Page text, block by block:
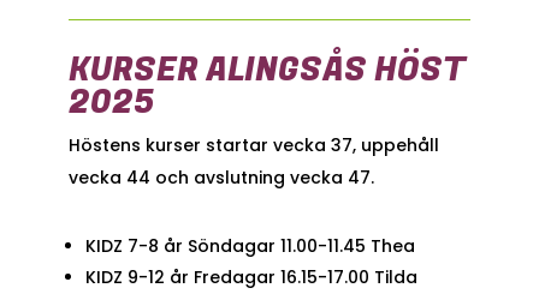
KURSER ALINGSÅS HÖST
2025
Höstens kurser startar vecka 37, uppehåll
vecka 44 och avslutning vecka 47.
KIDZ 7-8 år Söndagar 11.00-11.45 Thea
KIDZ 9-12 år Fredagar 16.15-17.00 Tilda